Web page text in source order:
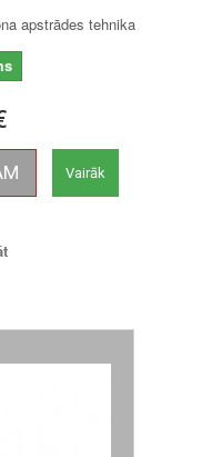
apstrādes tehnika
Vairāk